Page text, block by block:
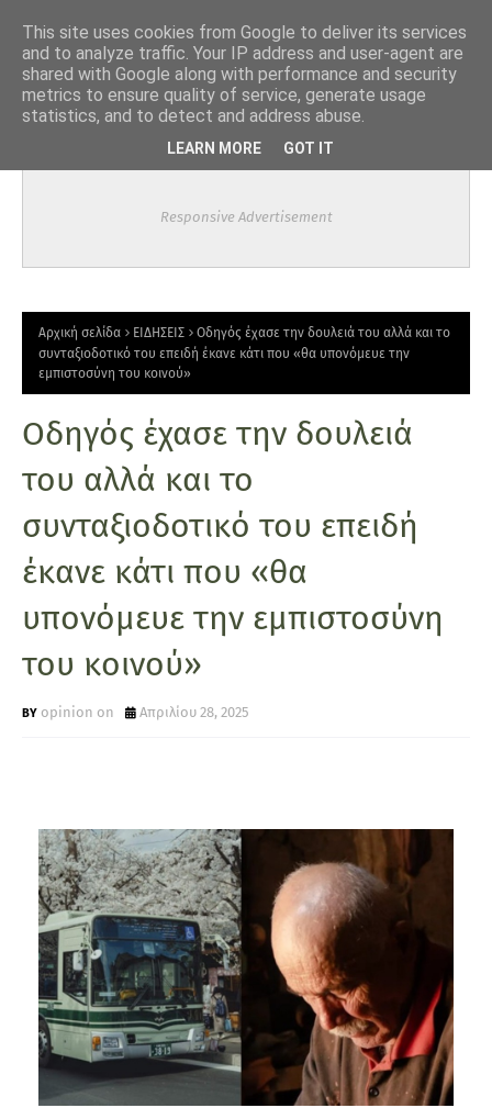
Responsive Advertisement
Αρχική σελίδα ΕΙΔΗΣΕΙΣ
Οδηγός έχασε την δουλειά του αλλά και το
συνταξιοδοτικό του επειδή έκανε κάτι που «θα υπονόμευε την
εμπιστοσύνη του κοινού»
Οδηγός έχασε την δουλειά
του αλλά και το
συνταξιοδοτικό του επειδή
έκανε κάτι που «θα
υπονόμευε την εμπιστοσύνη
του κοινού»
opinion on Απριλίου 28, 2025
This site uses cookies from Google to deliver its services
and to analyze traffic. Your IP address and user-agent are
shared with Google along with performance and security
metrics to ensure quality of service, generate usage
statistics, and to detect and address abuse.
LEARN MORE GOT IT